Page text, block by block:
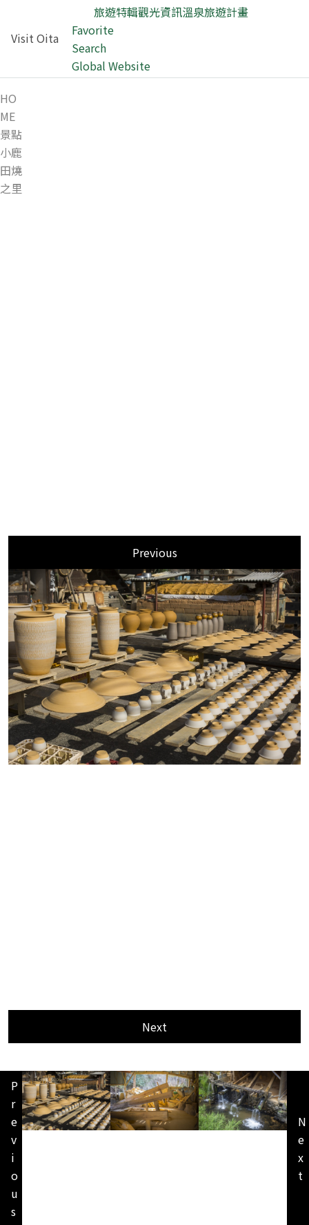
Visit Oita
旅遊特輯觀光資訊溫泉旅遊計畫
Favorite
Search
Global Website
HO
ME
景點
小鹿
田燒
之里
Previous
Next
P
r
e
v
i
o
u
s
N
e
x
t